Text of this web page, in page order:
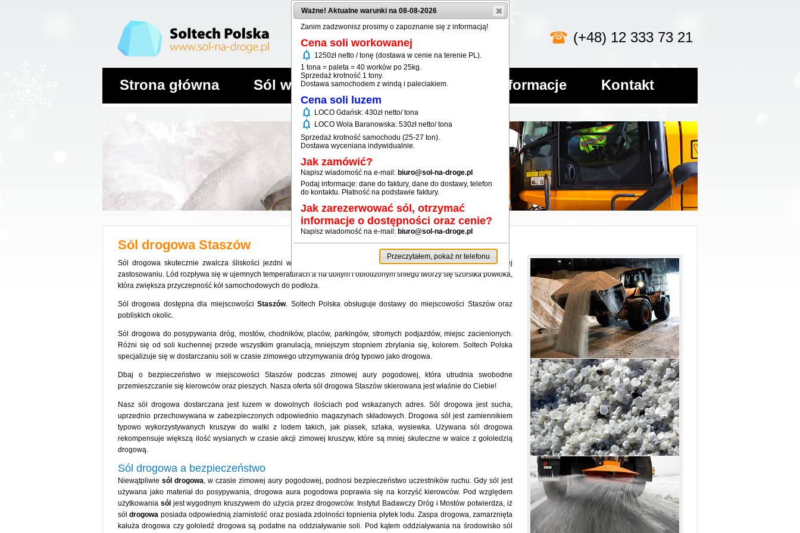
(+48) 12 333 73 21
Strona główna Sól workowana Sól luzem Informacje Kontakt
Sól drogowa Staszów
Sól drogowa skutecznie zwalcza śliskości jezdni w okresie zimowym. Sól drogowa działa przez kilka godzin po jej
zastosowaniu. Lód rozpływa się w ujemnych temperaturach a na ubitym i oblodzonym śniegu tworzy się szorstka powłoka,
która zwiększa przyczepność kół samochodowych do podłoża.
Sól drogowa dostępna dla miejscowościStaszów. Soltech Polska obsługuje dostawy do miejscowości Staszów oraz
pobliskich okolic.
Sól drogowa do posypywania dróg, mostów, chodników, placów, parkingów, stromych podjazdów, miejsc zacienionych.
Różni się od soli kuchennej przede wszystkim granulacją, mniejszym stopniem zbrylania się, kolorem. Soltech Polska
specjalizuje się w dostarczaniu soli w czasie zimowego utrzymywania dróg typowo jako drogowa.
Dbaj o bezpieczeństwo w miejscowości Staszów podczas zimowej aury pogodowej, która utrudnia swobodne
przemieszczanie się kierowców oraz pieszych. Nasza oferta sól drogowa Staszów skierowana jest właśnie do Ciebie!
Nasz sól drogowa dostarczana jest luzem w dowolnych ilościach pod wskazanych adres. Sól drogowa jest sucha,
uprzednio przechowywana w zabezpieczonych odpowiednio magazynach składowych. Drogowa sól jest zamiennikiem
typowo wykorzystywanych kruszyw do walki z lodem takich, jak piasek, szlaka, wysiewka. Używana sól drogowa
rekompensuje większą ilość wysianych w czasie akcji zimowej kruszyw, które są mniej skuteczne w walce z gołoledzią
drogową.
Sól drogowa a bezpieczeństwo
Niewątpliwiesól drogowa, w czasie zimowej aury pogodowej, podnosi bezpieczeństwo uczestników ruchu. Gdy sól jest
używana jako materiał do posypywania, drogowa aura pogodowa poprawia się na korzyść kierowców. Pod względem
użytkowania sól jest wygodnym kruszywem do użycia przez drogowców. Instytut Badawczy Dróg i Mostów potwierdza, iż
sóldrogowa posiada odpowiednią ziarnistość oraz posiada zdolności topnienia płytek lodu. Zaspa drogowa, zamarznięta
kałuża drogowa czy gołoledź drogowa są podatne na oddziaływanie soli. Pod kątem oddziaływania na środowisko sól
Ważne! Aktualne warunki na 08-08-2026
Zanim zadzwonisz prosimy o zapoznanie się z informacją!
Cena soli workowanej
notifications 1250zł netto / tonę (dostawa w cenie na terenie PL).
1 tona = paleta = 40 worków po 25kg.
Sprzedaż krotność 1 tony.
Dostawa samochodem z windą i paleciakiem.
Cena soli luzem
notifications LOCO Gdańsk: 430zł netto/ tona
notifications LOCO Wola Baranowska: 530zł netto/ tona
Sprzedaż krotność samochodu (25-27 ton).
Dostawa wyceniana indywidualnie.
Jak zamówić?
Napisz wiadomość na e-mail: biuro@sol-na-droge.pl
Podaj informacje: dane do faktury, dane do dostawy, telefon
do kontaktu. Płatność na podstawie faktury.
Jak zarezerwować sól, otrzymać
informacje o dostępności oraz cenie?
Napisz wiadomość na e-mail: biuro@sol-na-droge.pl
Przeczytałem, pokaż nr telefonu